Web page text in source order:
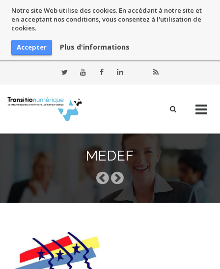
Notre site Web utilise des cookies. En accédant à notre site et
en acceptant nos conditions, vous consentez à l'utilisation de
cookies.
Accepter Plus d'informations
MEDEF